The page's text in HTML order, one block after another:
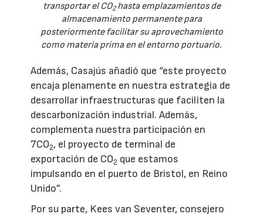
transportar el CO2hasta emplazamientos de
almacenamiento permanente para
posteriormente facilitar su aprovechamiento
como materia prima en el entorno portuario.
Además, Casajús añadió que “este proyecto
encaja plenamente en nuestra estrategia de
desarrollar infraestructuras que faciliten la
descarbonización industrial. Además,
complementa nuestra participación en
7CO2, el proyecto de terminal de
exportación de CO2 que estamos
impulsando en el puerto de Bristol, en Reino
Unido”.
Por su parte, Kees van Seventer, consejero